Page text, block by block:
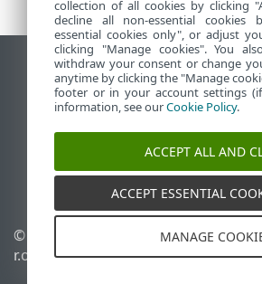
Afficher le site pour
End of Life
Base de connaissances ESET
Forum ESET
ESET Status Portal
Assistance régionale
© 1992 - 2026 ESET, spol. s
r.o. - Tous droits réservés.
collection of all cookies by clicking
decline all non-essential cookies
essential cookies only", or adjust
clicking "Manage cookies". You
withdraw your consent or change
anytime by clicking the "Manage
footer or in your account settings
information, see ourCookie Policy.
ACCEPT ALL AND
ACCEPT ESSENTIAL
MANAGE